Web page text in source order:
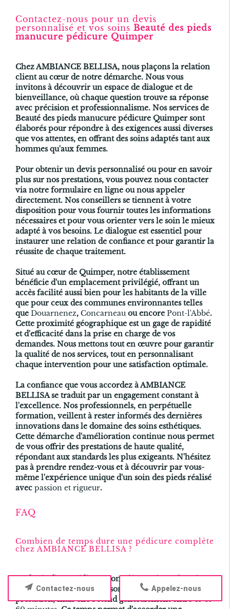
Contactez-nous pour un devis
personnalisé et vos soins Beauté des pieds
manucure pédicure Quimper
Chez AMBIANCE BELLISA, nous plaçons la relation
client au cœur de notre démarche. Nous vous
invitons à découvrir un espace de dialogue et de
bienveillance, où chaque question trouve sa réponse
avec précision et professionnalisme. Nos services de
Beauté des pieds manucure pédicure Quimpersont
élaborés pour répondre à des exigences aussi diverses
que vos attentes, en offrant des soins adaptés tant aux
hommes qu'aux femmes.
Pour obtenir un devis personnalisé ou pour en savoir
plus sur nos prestations, vous pouvez nous contacter
via notre formulaire en ligne ou nous appeler
directement. Nos conseillers se tiennent à votre
disposition pour vous fournir toutes les informations
nécessaires et pour vous orienter vers le soin le mieux
adapté à vos besoins. Le dialogue est essentiel pour
instaurer une relation de confiance et pour garantir la
réussite de chaque traitement.
Situé au cœur de Quimper, notre établissement
bénéficie d'un emplacement privilégié, offrant un
accès facilité aussi bien pour les habitants de la ville
que pour ceux des communes environnantes telles
que Douarnenez, Concarneau ou encore Pont-l'Abbé.
Cette proximité géographique est un gage de rapidité
et d'efficacité dans la prise en charge de vos
demandes. Nous mettons tout en œuvre pour garantir
la qualité de nos services, tout en personnalisant
chaque intervention pour une satisfaction optimale.
La confiance que vous accordez à AMBIANCE
BELLISA se traduit par un engagement constant à
l'excellence. Nos professionnels, en perpétuelle
formation, veillent à rester informés des dernières
innovations dans le domaine des soins esthétiques.
Cette démarche d'amélioration continue nous permet
de vous offrir des prestations de haute qualité,
répondant aux standards les plus exigeants. N'hésitez
pas à prendre rendez-vous et à découvrir par vous-
même l'expérience unique d'un soin des pieds réalisé
avec passion et rigueur.
FAQ
Combien de temps dure une pédicure complète
chez AMBIANCE BELLISA ?
La durée d'une pédicure complète varie en fonction
du soin requis et de la personnalisation de la
prestation, mais elle s'étend généralement entre45 et
Appelez-nous
Contactez-nous